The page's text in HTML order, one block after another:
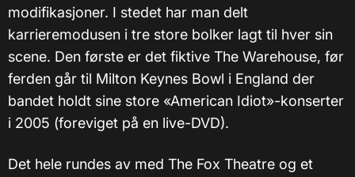
modifikasjoner. I stedet har man delt
karrieremodusen i tre store bolker lagt til hver sin
scene. Den første er det fiktive The Warehouse, før
ferden går til Milton Keynes Bowl i England der
bandet holdt sine store «American Idiot»-konserter
i 2005 (foreviget på en live-DVD).
Det hele rundes av med The Fox Theatre og et